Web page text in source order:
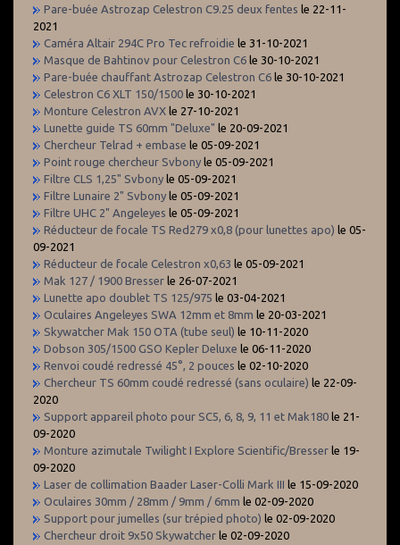
Pare-buée Astrozap Celestron C9.25 deux fentes le 22-11-
2021
Caméra Altair 294C Pro Tec refroidie le 31-10-2021
Masque de Bahtinov pour Celestron C6 le 30-10-2021
Pare-buée chauffant Astrozap Celestron C6 le 30-10-2021
Celestron C6 XLT 150/1500 le 30-10-2021
Monture Celestron AVX le 27-10-2021
Lunette guide TS 60mm "Deluxe" le 20-09-2021
Chercheur Telrad + embase le 05-09-2021
Point rouge chercheur Svbony le 05-09-2021
Filtre CLS 1,25" Svbony le 05-09-2021
Filtre Lunaire 2" Svbony le 05-09-2021
Filtre UHC 2" Angeleyes le 05-09-2021
Réducteur de focale TS Red279 x0,8 (pour lunettes apo) le 05-
09-2021
Réducteur de focale Celestron x0,63 le 05-09-2021
Mak 127 / 1900 Bresser le 26-07-2021
Lunette apo doublet TS 125/975 le 03-04-2021
Oculaires Angeleyes SWA 12mm et 8mm le 20-03-2021
Skywatcher Mak 150 OTA (tube seul) le 10-11-2020
Dobson 305/1500 GSO Kepler Deluxe le 06-11-2020
Renvoi coudé redressé 45°, 2 pouces le 02-10-2020
Chercheur TS 60mm coudé redressé (sans oculaire) le 22-09-
2020
Support appareil photo pour SC5, 6, 8, 9, 11 et Mak180 le 21-
09-2020
Monture azimutale Twilight I Explore Scientific/Bresser le 19-
09-2020
Laser de collimation Baader Laser-Colli Mark III le 15-09-2020
Oculaires 30mm / 28mm / 9mm / 6mm le 02-09-2020
Support pour jumelles (sur trépied photo) le 02-09-2020
Chercheur droit 9x50 Skywatcher le 02-09-2020